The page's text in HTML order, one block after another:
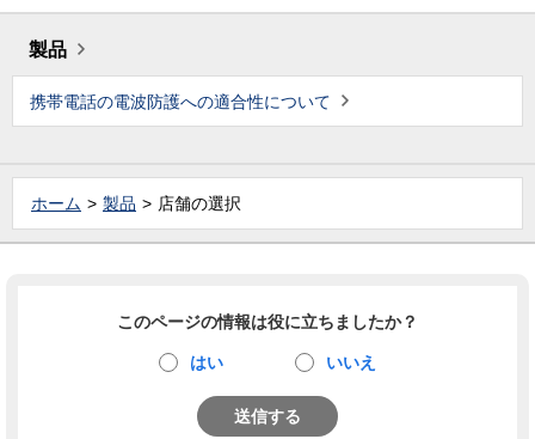
製品
携帯電話の電波防護への適合性について
ホーム 製品 店舗の選択
このページの情報は役に立ちましたか？
はい いいえ
送信する